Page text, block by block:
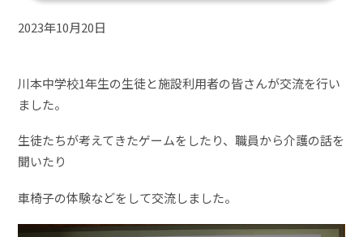
2023年10月20日
川本中学校1年生の生徒と施設利用者の皆さんが交流を行い
ました。
生徒たちが考えてきたゲームをしたり、職員から介護の話を
聞いたり
車椅子の体験などをして交流しました。